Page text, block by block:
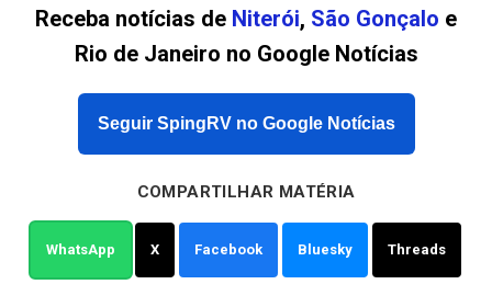
Receba notícias de Niterói, São Gonçalo e
Rio de Janeiro no Google Notícias
Seguir SpingRV no Google Notícias
COMPARTILHAR MATÉRIA
WhatsApp X Facebook Bluesky Threads